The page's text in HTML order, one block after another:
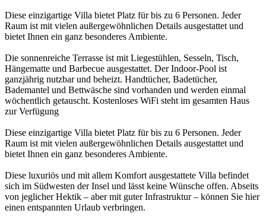
Diese einzigartige Villa bietet Platz für bis zu 6 Personen. Jeder
Raum ist mit vielen außergewöhnlichen Details ausgestattet und
bietet Ihnen ein ganz besonderes Ambiente.
Die sonnenreiche Terrasse ist mit Liegestühlen, Sesseln, Tisch,
Hängematte und Barbecue ausgestattet. Der Indoor-Pool ist
ganzjährig nutzbar und beheizt. Handtücher, Badetücher,
Bademantel und Bettwäsche sind vorhanden und werden einmal
wöchentlich getauscht. Kostenloses WiFi steht im gesamten Haus
zur Verfügung
Diese einzigartige Villa bietet Platz für bis zu 6 Personen. Jeder
Raum ist mit vielen außergewöhnlichen Details ausgestattet und
bietet Ihnen ein ganz besonderes Ambiente.
Diese luxuriös und mit allem Komfort ausgestattete Villa befindet
sich im Südwesten der Insel und lässt keine Wünsche offen. Abseits
von jeglicher Hektik – aber mit guter Infrastruktur – können Sie hier
einen entspannten Urlaub verbringen.